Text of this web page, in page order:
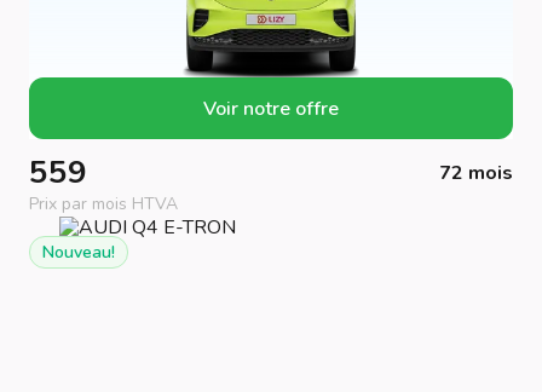
Voir notre offre
559 72 mois
Prix par mois HTVA
Nouveau!